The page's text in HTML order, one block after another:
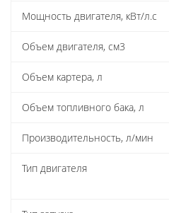
Мощность двигателя, кВт/л.с
Объем двигателя, см3
Объем картера, л
Объем топливного бака, л
Производительность, л/мин
Тип двигателя